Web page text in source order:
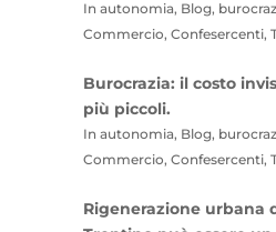
In autonomia, Blog,
Commercio, Confesercenti,
Burocrazia: il costo
più piccoli.
In autonomia, Blog,
Commercio, Confesercenti,
Rigenerazione urbana